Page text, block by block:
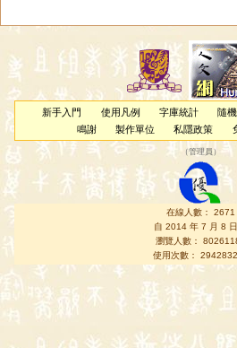
新手入門 使用凡例 字庫統計 隨
鳴謝
製作單位 私隱政策
（管理員 ）
在線人數： 2671
自 2014 年 7 月 8
瀏覽人數：
使用次數：